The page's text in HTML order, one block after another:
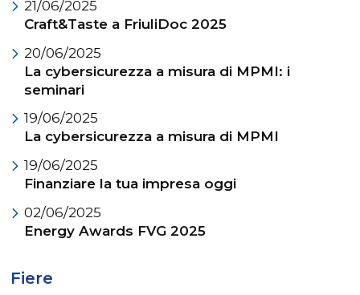
21/06/2025
Craft&Taste a FriuliDoc 2025
20/06/2025
La cybersicurezza a misura di MPMI: i
seminari
19/06/2025
La cybersicurezza a misura di MPMI
19/06/2025
Finanziare la tua impresa oggi
02/06/2025
Energy Awards FVG 2025
Fiere